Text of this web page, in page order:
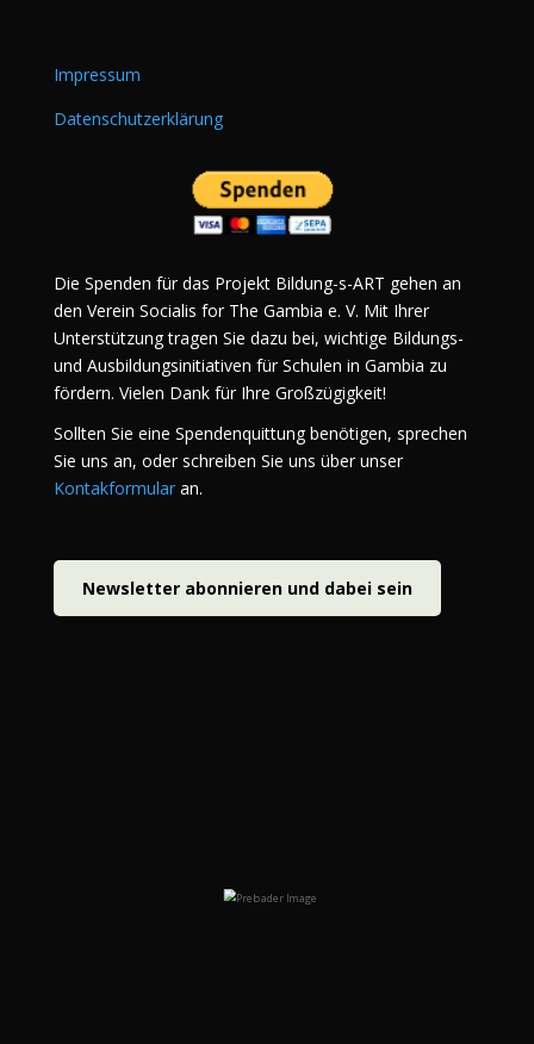
Impressum
Datenschutzerklärung
Die Spenden für das Projekt Bildung-s-ART gehen an
den Verein Socialis for The Gambia e. V. Mit Ihrer
Unterstützung tragen Sie dazu bei, wichtige Bildungs-
und Ausbildungsinitiativen für Schulen in Gambia zu
fördern. Vielen Dank für Ihre Großzügigkeit!
Sollten Sie eine Spendenquittung benötigen, sprechen
Sie uns an, oder schreiben Sie uns über unser
Kontakformularan.
Newsletter abonnieren und dabei sein